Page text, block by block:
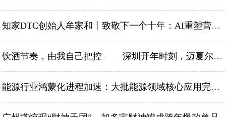
知家DTC创始人牟家和丨致敬下一个十年：AI重塑营销，我们与时代同行
饮酒节奏，由我自己把控 ——深圳开年时刻，迈夏尔倡议理性饮酒
能源行业鸿蒙化进程加速：大批能源领域核心应用完成全量适配